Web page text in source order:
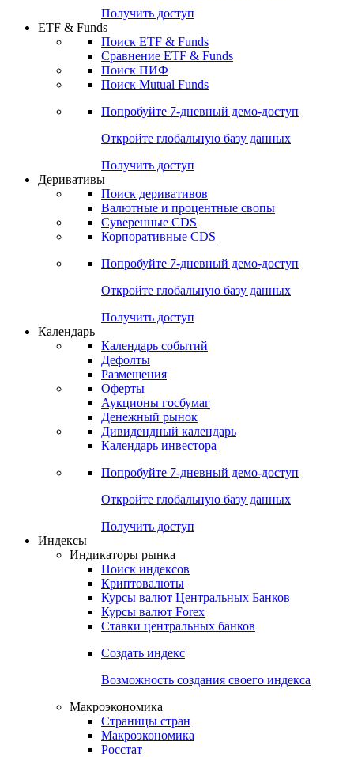
Получить доступ
ETF & Funds
Поиск ETF & Funds
Сравнение ETF & Funds
Поиск ПИФ
Поиск Mutual Funds
Попробуйте 7-дневный демо-доступ
Откройте глобальную базу данных
Получить доступ
Деривативы
Поиск деривативов
Валютные и процентные свопы
Суверенные CDS
Корпоративные CDS
Попробуйте 7-дневный демо-доступ
Откройте глобальную базу данных
Получить доступ
Календарь
Календарь событий
Дефолты
Размещения
Оферты
Аукционы госбумаг
Денежный рынок
Дивидендный календарь
Календарь инвестора
Попробуйте 7-дневный демо-доступ
Откройте глобальную базу данных
Получить доступ
Индексы
Индикаторы рынка
Поиск индексов
Криптовалюты
Курсы валют Центральных Банков
Курсы валют Forex
Ставки центральных банков
Создать индекс
Возможность создания своего индекса
Макроэкономика
Страницы стран
Макроэкономика
Росстат